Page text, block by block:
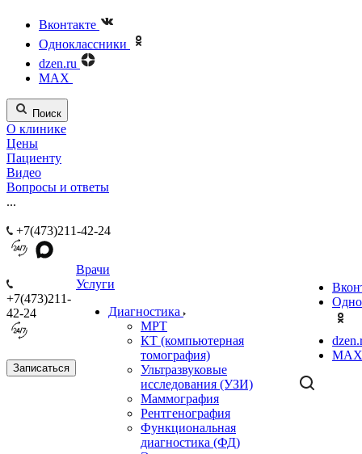
Вконтакте
Одноклассники
dzen.ru
MAX
Поиск
О клинике
Цены
Пациенту
Видео
Вопросы и ответы
...
+7(473)211-42-24
+7(473)211-
42-24
Записаться
Врачи
Услуги
Диагностика
МРТ
КТ (компьютерная
томография)
Ультразвуковые
исследования (УЗИ)
Маммография
Рентгенография
Функциональная
диагностика (ФД)